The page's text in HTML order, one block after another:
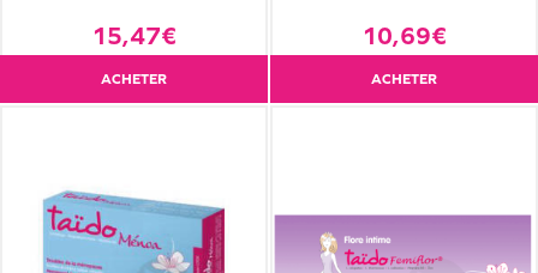
15,47€
ACHETER
10,69€
ACHETER